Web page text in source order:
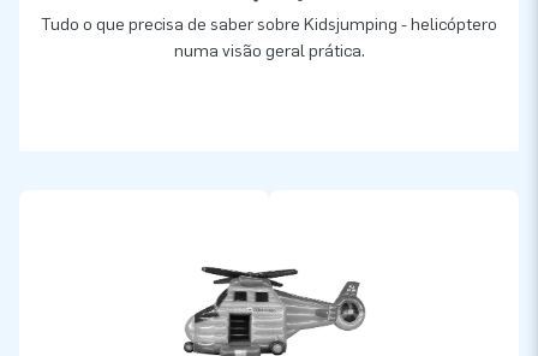
Tudo o que precisa de saber sobre Kidsjumping - helicóptero
numa visão geral prática.